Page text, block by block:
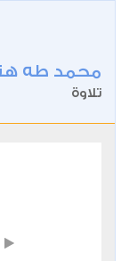
محمد طه
تلاوة